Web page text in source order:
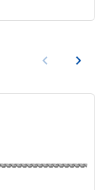
Vorige
keyboard_arrow_left keyboard_arrow_right